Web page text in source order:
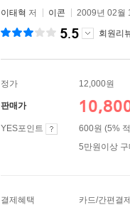
이태혁 저 이콘 2009년 02월
5.5 회원리
정가 12,000원
판매가
YES포인트
600원 (5%
5만원이상
결제혜택 카드/간편결